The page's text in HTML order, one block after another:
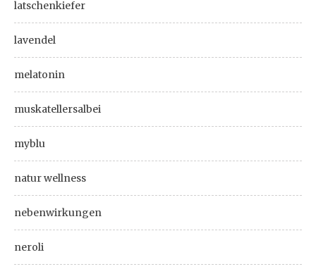
latschenkiefer
lavendel
melatonin
muskatellersalbei
myblu
natur wellness
nebenwirkungen
neroli